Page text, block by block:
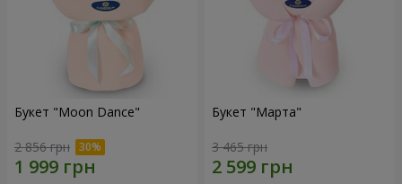
Букет "Moon Dance"
2 856 грн
Букет "Марта"
3 465 грн